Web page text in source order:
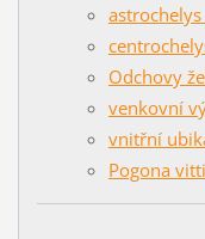
Odchovy
venkovní
vnitřní
Pogona